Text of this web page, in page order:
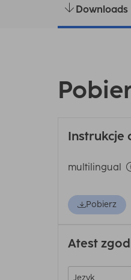
Downloads
Instrukcje
multilingual
Pobierz
Atest